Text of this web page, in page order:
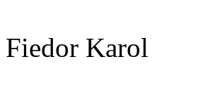
Fiedor Karol